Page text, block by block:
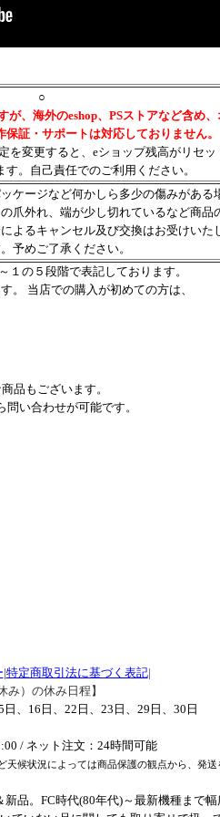
○
、海外のeshop、PSストアなど含め、
証・サポートは対応しておりません。
を変更すると、eショップ残高がリセッ
。自己責任でのご利用ください。
ケージなど何かしら多少の傷みがある
爪外れ、端が少し切れているなど商品
よるキャンセル及び交換はお受けいた
予めご了承ください。
の５段階で表記しております。
。 当店での購入が初めての方は、
品もございます。
い合わせが可能です。
|特定商取引法に基づく表記|
み）の休み日程】
、16日、22日、23日、29日、30日
/ ネット注文：24時間可能
天候状況によっては商品保護の観点から、発送
品。FC時代(80年代)～最新機種まで幅